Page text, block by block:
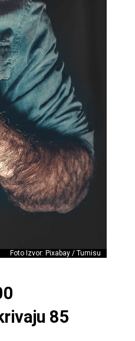
Foto Izvor: Pixabay / Tumisu
85